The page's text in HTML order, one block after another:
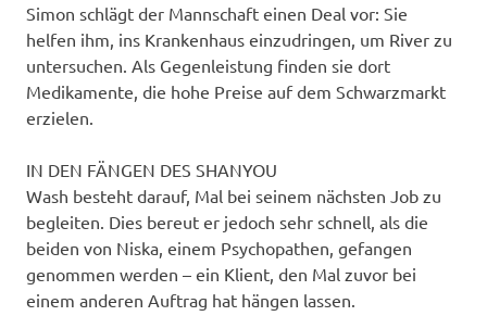
Simon schlägt der Mannschaft einen Deal vor: Sie
helfen ihm, ins Krankenhaus einzudringen, um River zu
untersuchen. Als Gegenleistung finden sie dort
Medikamente, die hohe Preise auf dem Schwarzmarkt
erzielen.
IN DEN FÄNGEN DES SHANYOU
Wash besteht darauf, Mal bei seinem nächsten Job zu
begleiten. Dies bereut er jedoch sehr schnell, als die
beiden von Niska, einem Psychopathen, gefangen
genommen werden – ein Klient, den Mal zuvor bei
einem anderen Auftrag hat hängen lassen.